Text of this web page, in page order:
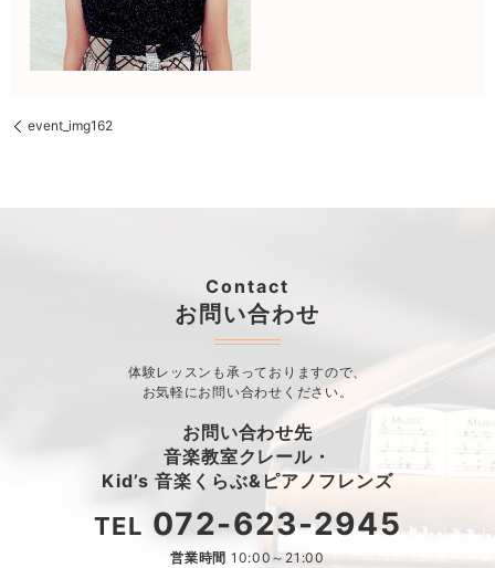
event_img162
Contact
お問い合わせ
体験レッスンも承っておりますので、
お気軽にお問い合わせください。
お問い合わせ先
音楽教室クレール・
Kid’s 音楽くらぶ&ピアノフレンズ
TEL 072-623-2945
営業時間 10:00～21:00